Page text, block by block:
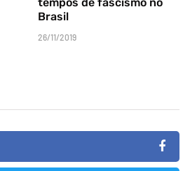
tempos de fascismo no
Brasil
26/11/2019